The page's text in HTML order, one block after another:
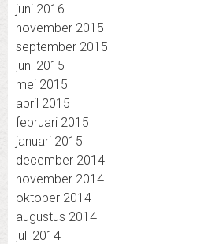
juni 2016
november 2015
september 2015
juni 2015
mei 2015
april 2015
februari 2015
januari 2015
december 2014
november 2014
oktober 2014
augustus 2014
juli 2014